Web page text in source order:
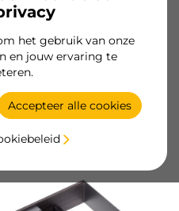
het gebruik van onze
en jouw ervaring te
Accepteer alle cookies